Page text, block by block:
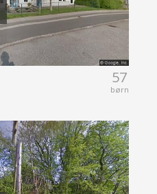
57
børn